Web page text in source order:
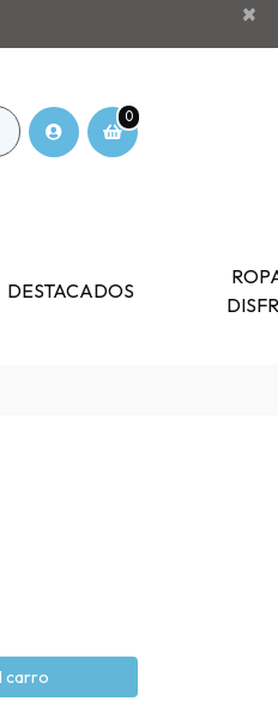
×
0
DESTACADOS
carro